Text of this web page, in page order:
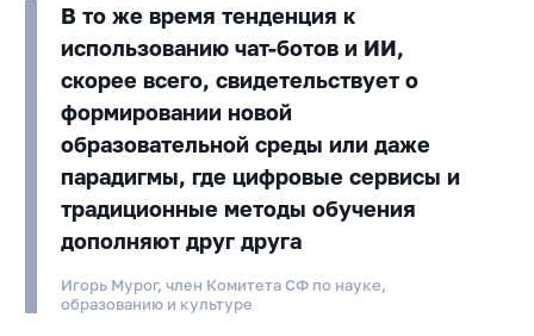
В то же время тенденция к
использованию чат-ботов и ИИ,
скорее всего, свидетельствует о
формировании новой
образовательной среды или даже
парадигмы, где цифровые сервисы и
традиционные методы обучения
дополняют друг друга
Игорь Мурог, член Комитета СФ по науке,
образованию и культуре